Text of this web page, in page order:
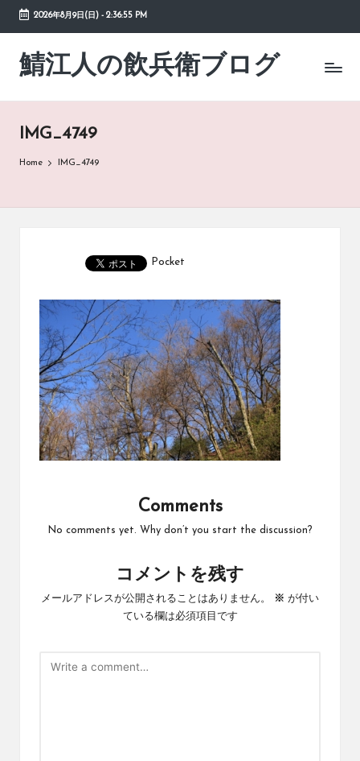
Skip
content
2026年8月9日(日)- 2:36:55 PM
鯖江人の飲兵衛ブログ
日々
の
草
IMG_4749
Home IMG_4749
Pocket
Comments
No comments yet. Why don’t you start the discussion?
コメントを残す
メールアドレスが公開されることはありません。 ※ が付い
ている欄は必須項目です